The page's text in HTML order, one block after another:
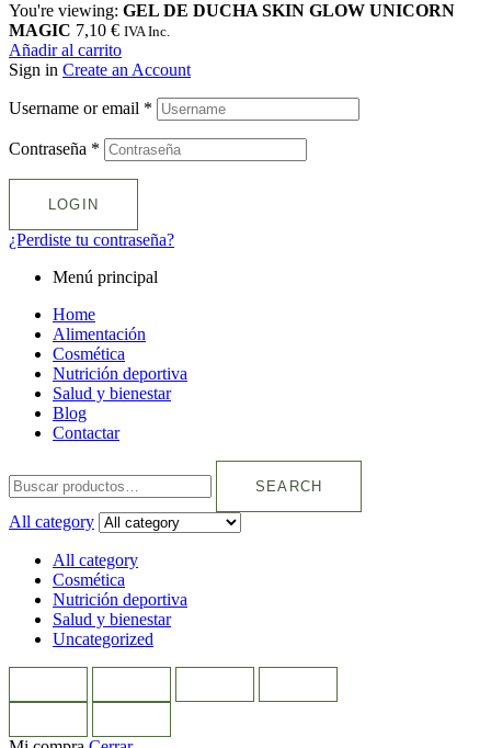
You're viewing: GEL DE DUCHA SKIN GLOW UNICORN
MAGIC 7,10 € IVA Inc.
Añadir al carrito
Sign in Create an Account
Username or email *
Contraseña *
LOGIN
¿Perdiste tu contraseña?
Menú principal
Home
Alimentación
Cosmética
Nutrición deportiva
Salud y bienestar
Blog
Contactar
SEARCH
All category
All category
Cosmética
Nutrición deportiva
Salud y bienestar
Uncategorized